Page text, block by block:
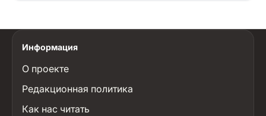
Информация
О проекте
Редакционная политика
Как нас читать